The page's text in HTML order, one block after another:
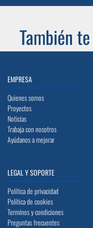
También
EMPRESA
Quienes somos
Proyectos
Noticias
Trabaja con nosotros
Ayúdanos a mejorar
LEGAL Y SOPORTE
Política de privacidad
Política de cookies
Terminos y condiciones
Preguntas frecuentes